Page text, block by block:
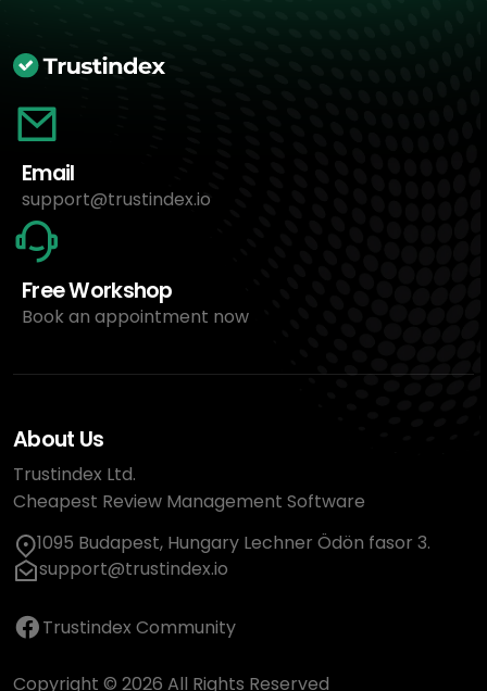
Email
support@trustindex.io
Free Workshop
Book an appointment now
About Us
Trustindex Ltd.
Cheapest Review Management Software
1095 Budapest, Hungary Lechner Ödön fasor 3.
support@trustindex.io
Trustindex Community
Copyright © 2026 All Rights Reserved